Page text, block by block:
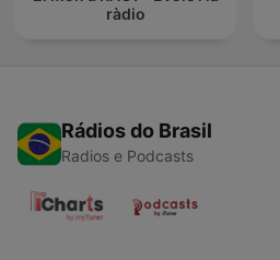
ràdio
Rádios do Brasil
Radios e Podcasts